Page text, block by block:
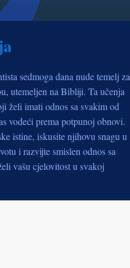
sedmoga dana nude temelj za
utemeljen na Bibliji. Ta učenja
želi imati odnos sa svakim od
vodeći prema potpunoj obnovi.
istine, iskusite njihovu snagu u
i razvijte smislen odnos sa
vašu cjelovitost u svakoj